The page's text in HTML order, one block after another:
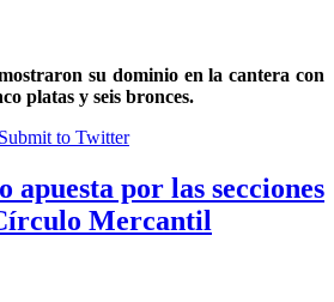
su dominio en la cantera con
platas y seis bronces.
apuesta por las secciones
Mercantil